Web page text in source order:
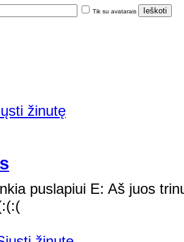
Tik su avatarais
žinutę
puslapiui E: Aš juos